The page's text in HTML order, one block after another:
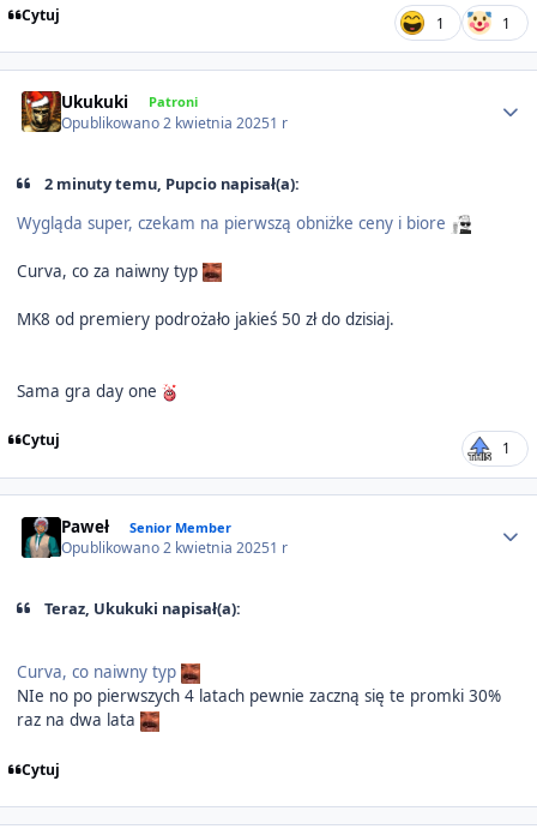
Cytuj 1 1
Ukukuki Patroni
Opublikowano2 kwietnia 20251 r
2 minuty temu, Pupcio napisał(a):
Wygląda super, czekam na pierwszą obniżke ceny i biore
Curva, co za naiwny typ
MK8 od premiery podrożało jakieś 50 zł do dzisiaj.
Sama gra day one
Cytuj 1
Paweł Senior Member
Opublikowano2 kwietnia 20251 r
Teraz, Ukukuki napisał(a):
Curva, co naiwny typ
NIe no po pierwszych 4 latach pewnie zaczną się te promki 30%
raz na dwa lata
Cytuj